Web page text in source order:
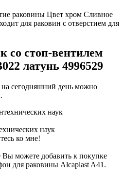
раковины Цвет хром Сливное
для раковин с отверстием для
со стоп-вентилем
латунь 4996529
сегодняшний день можно
наук
ко мне!
можете добавить к покупке
для раковины Alcaplast A41.